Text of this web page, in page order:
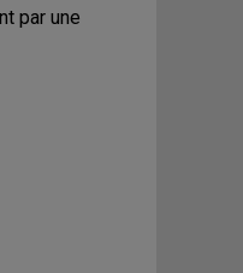
par une